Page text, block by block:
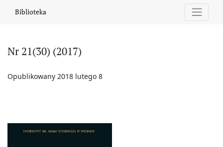
Biblioteka
Nr 21(30) (2017)
Opublikowany 2018 lutego 8